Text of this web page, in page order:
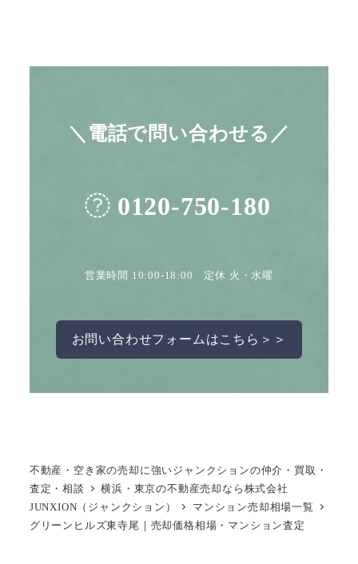
＼電話で問い合わせる／
0120-750-180
営業時間 10:00-18:00 定休 火・水曜
お問い合わせフォームはこちら＞＞
不動産・空き家の売却に強いジャンクションの仲介・買取・
査定・相談
横浜・東京の不動産売却なら株式会社
JUNXION（ジャンクション）
マンション売却相場一覧
グリーンヒルズ東寺尾｜売却価格相場・マンション査定